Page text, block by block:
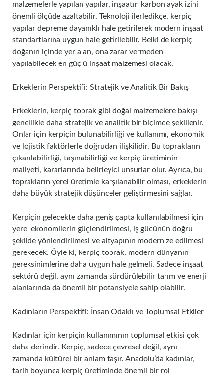
malzemelerle yapılan yapılar, inşaatın karbon ayak izini
önemli ölçüde azaltabilir. Teknoloji ilerledikçe, kerpiç
yapılar depreme dayanıklı hale getirilerek modern inşaat
standartlarına uygun hale getirilebilir. Belki de kerpiç,
doğanın içinde yer alan, ona zarar vermeden
yapılabilecek en güçlü inşaat malzemesi olacak.
Erkeklerin Perspektifi: Stratejik ve Analitik Bir Bakış
Erkeklerin, kerpiç toprak gibi doğal malzemelere bakışı
genellikle daha stratejik ve analitik bir biçimde şekillenir.
Onlar için kerpiçin bulunabilirliği ve kullanımı, ekonomik
ve lojistik faktörlerle doğrudan ilişkilidir. Bu toprakların
çıkarılabilirliği, taşınabilirliği ve kerpiç üretiminin
maliyeti, kararlarında belirleyici unsurlar olur. Ayrıca, bu
toprakların yerel üretimle karşılanabilir olması, erkeklerin
daha büyük stratejik düşünceler geliştirmesini sağlar.
Kerpiçin gelecekte daha geniş çapta kullanılabilmesi için
yerel ekonomilerin güçlendirilmesi, iş gücünün doğru
şekilde yönlendirilmesi ve altyapının modernize edilmesi
gerekecek. Öyle ki, kerpiç toprak, modern dünyanın
gereksinimlerine daha uygun hale gelmeli. Sadece inşaat
sektörü değil, aynı zamanda sürdürülebilir tarım ve enerji
alanlarında da önemli bir potansiyele sahip olabilir.
Kadınların Perspektifi: İnsan Odaklı ve Toplumsal Etkiler
Kadınlar için kerpiçin kullanımının toplumsal etkisi çok
daha derindir. Kerpiç, sadece çevresel değil, aynı
zamanda kültürel bir anlam taşır. Anadolu’da kadınlar,
tarih boyunca kerpiç üretiminde önemli bir rol